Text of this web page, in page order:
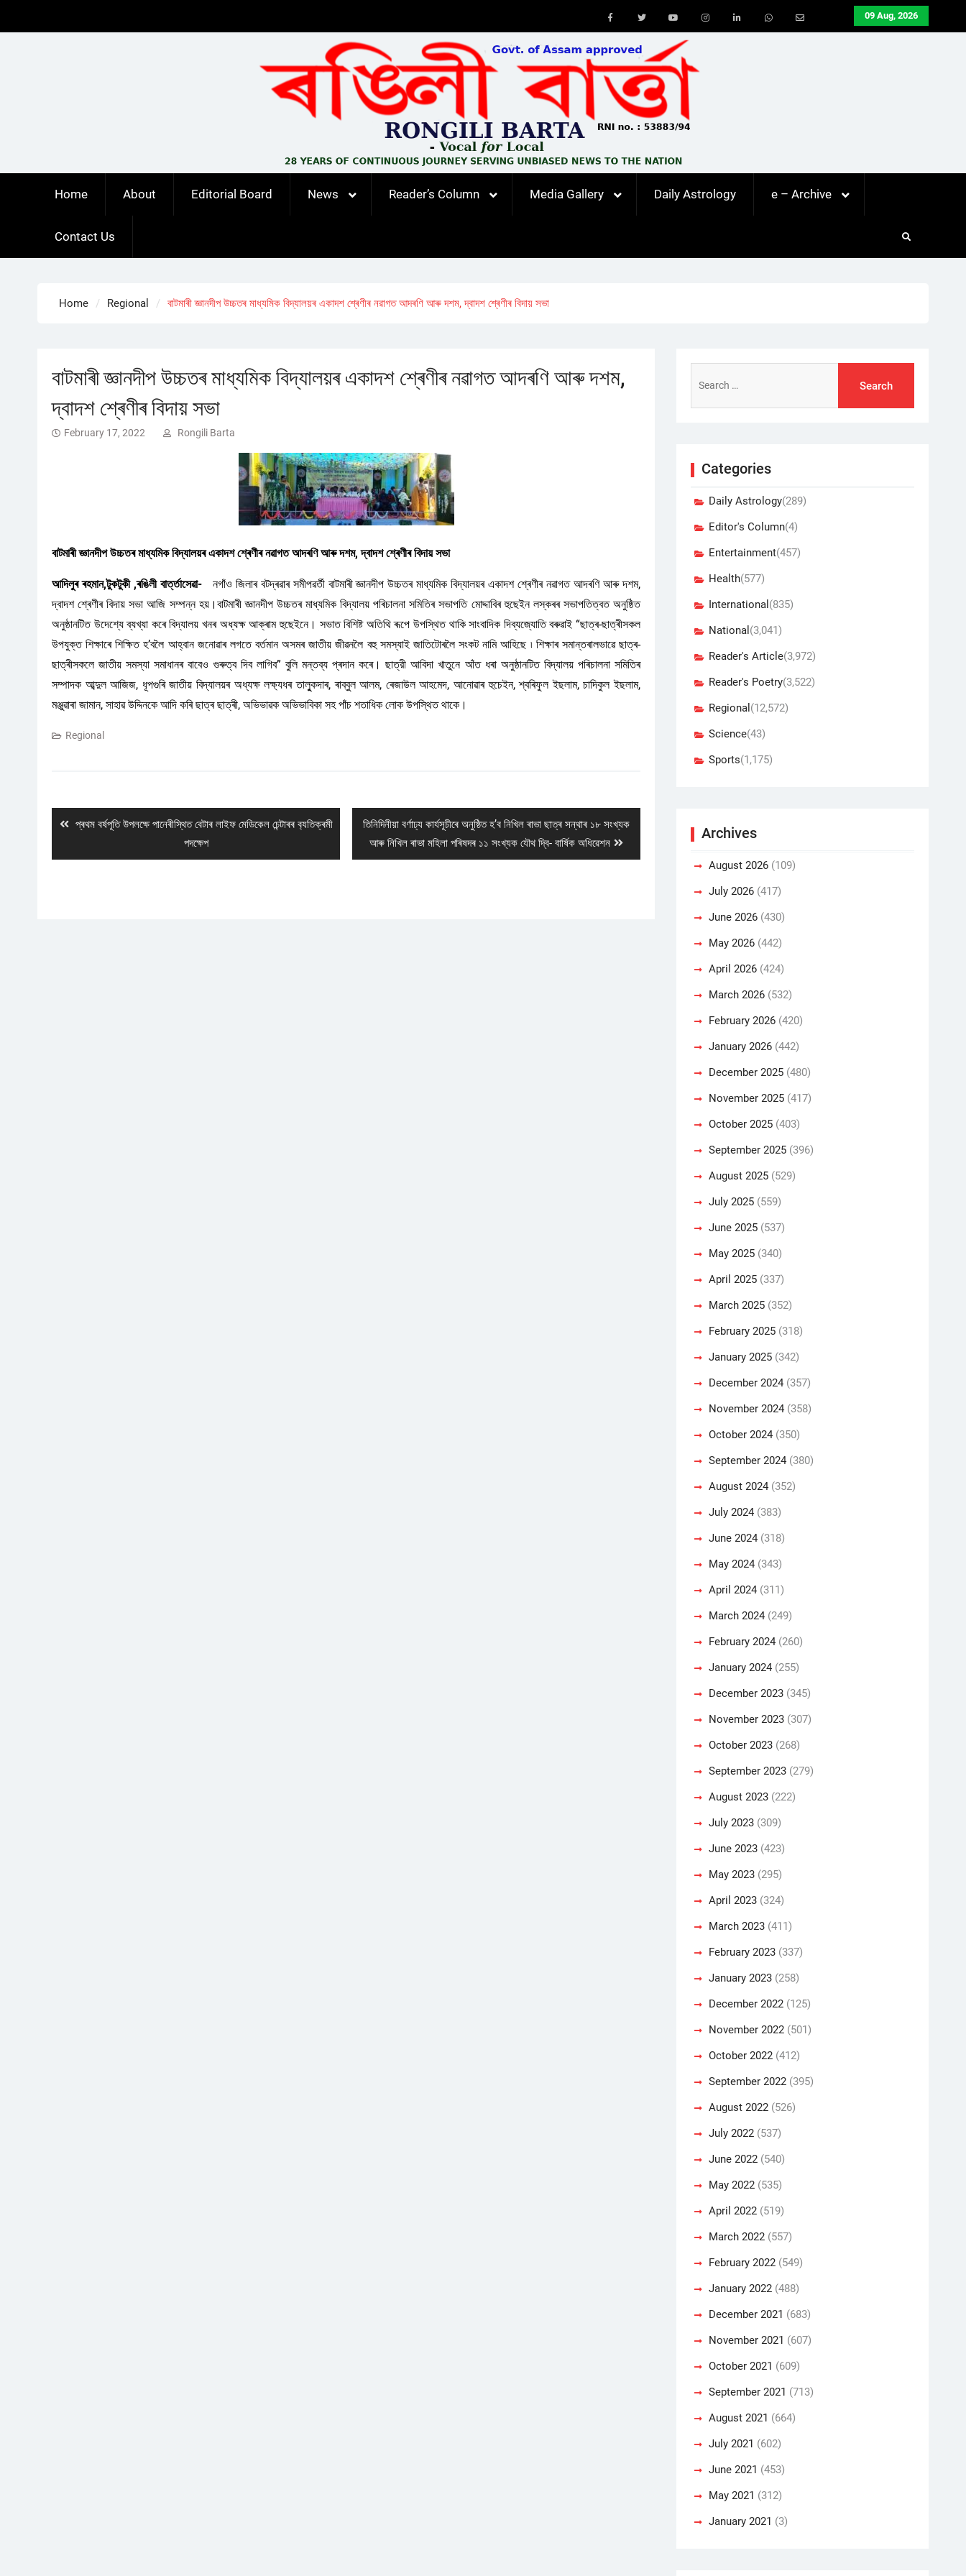
09 Aug, 2026
Youtube
Home About Editorial Board News Reader’s Column Media Gallery Daily Astrology e – Archive
Contact Us
Home Regional বাটমাৰী জ্ঞানদীপ উচ্চতৰ মাধ্যমিক বিদ্যালয়ৰ একাদশ শ্ৰেণীৰ নৱাগত আদৰণি আৰু দশম, দ্বাদশ শ্ৰেণীৰ বিদায় সভা
বাটমাৰী জ্ঞানদীপ উচ্চতৰ মাধ্যমিক বিদ্যালয়ৰ একাদশ শ্ৰেণীৰ নৱাগত আদৰণি আৰু দশম,
দ্বাদশ শ্ৰেণীৰ বিদায় সভা
February 17, 2022 Rongili Barta
বাটমাৰী জ্ঞানদীপ উচ্চতৰ মাধ্যমিক বিদ্যালয়ৰ একাদশ শ্ৰেণীৰ নৱাগত আদৰণি আৰু দশম, দ্বাদশ শ্ৰেণীৰ বিদায় সভা
আদিলুৰ ৰহমান,টুকটুকী ,ৰঙিলী বাৰ্ত্তাসেৱা-নগাঁও জিলাৰ বটদ্ৰৱাৰ সমীপৱৰ্তী বাটমাৰী জ্ঞানদীপ উচ্চতৰ মাধ্যমিক বিদ্যালয়ৰ একাদশ শ্ৰেণীৰ নৱাগত আদৰণি আৰু দশম,
দ্বাদশ শ্ৰেণীৰ বিদায় সভা আজি সম্পন্ন হয়।বাটমাৰী জ্ঞানদীপ উচ্চতৰ মাধ্যমিক বিদ্যালয় পৰিচালনা সমিতিৰ সভাপতি মোদ্দাবিৰ হুছেইন লস্কৰৰ সভাপতিত্বত অনুষ্ঠিত
অনুষ্ঠানটিত উদেশ্যে ব্যখ্যা কৰে বিদ্যালয় খনৰ অধ্যক্ষ আক্ৰাম হুছেইনে। সভাত বিশিষ্ট অতিথি ৰূপে উপস্থিত থাকি সাংবাদিক দিব্যজ্যোতি বৰুৱাই “ছাত্ৰ-ছাত্ৰীসকল
উপযুক্ত শিক্ষাৰে শিক্ষিত হ’বলৈ আহ্বান জনোৱাৰ লগতে বৰ্তমান অসমৰ জাতীয় জীৱনলৈ বহু সমস্যাই জাতিটোৰলৈ সংকট নামি আহিছে ৷ শিক্ষাৰ সমান্তৰালভাৱে ছাত্ৰ-
ছাত্ৰীসকলে জাতীয় সমস্যা সমাধানৰ বাবেও গুৰুত্ব দিব লাগিব” বুলি মন্তব্য প্ৰদান কৰে। ছাত্রী আবিদা খাতুনে আঁত ধৰা অনুষ্ঠানটিত বিদ্যালয় পৰিচালনা সমিতিৰ
সম্পাদক আব্দুল আজিজ, ধূপগুৰি জাতীয় বিদ্যালয়ৰ অধ্যক্ষ লক্ষ্যধৰ তালুুকদাৰ, ৰাব্বুল আলম, ৰেজাউল আহমেদ, আনোৱাৰ হুচেইন, শ্বৰিফুল ইছলাম, চাদিকুল ইছলাম,
মঞ্জুৱাৰা জামান, সাহাৱ উদ্দিনকে আদি কৰি ছাত্ৰ ছাত্ৰী, অভিভাৱক অভিভাবিকা সহ পাঁচ শতাধিক লোক উপস্থিত থাকে।
Regional
Previous
প্ৰথম বৰ্ষপূতি উপলক্ষে পানেৰীস্থিত বেটাৰ লাইফ মেডিকেল চেন্টাৰৰ ব‍্যতিক্ৰমী
পদক্ষেপ
Next
post:
তিনিদিনীয়া বৰ্ণাঢ্য কাৰ্যসূচীৰে অনুষ্ঠিত হ’ব নিখিল ৰাভা ছাত্ৰ সন্থাৰ ১৮ সংখ্যক
আৰু নিখিল ৰাভা মহিলা পৰিষদৰ ১১ সংখ্যক যৌথ দ্বি- বাৰ্ষিক অধিৱেশন
for:
Categories
Daily Astrology(289)
Editor's Column(4)
Entertainment(457)
Health(577)
International (835)
National (3,041)
Reader's Article(3,972)
Reader's Poetry(3,522)
Regional (12,572)
Science(43)
Sports(1,175)
Archives
August 2026 (109)
July 2026 (417)
June 2026 (430)
May 2026 (442)
April 2026 (424)
March 2026 (532)
February 2026 (420)
January 2026 (442)
December 2025 (480)
November 2025 (417)
October 2025 (403)
September 2025 (396)
August 2025 (529)
July 2025 (559)
June 2025 (537)
May 2025 (340)
April 2025 (337)
March 2025 (352)
February 2025 (318)
January 2025 (342)
December 2024 (357)
November 2024 (358)
October 2024 (350)
September 2024 (380)
August 2024 (352)
July 2024 (383)
June 2024 (318)
May 2024 (343)
April 2024 (311)
March 2024 (249)
February 2024 (260)
January 2024 (255)
December 2023 (345)
November 2023 (307)
October 2023 (268)
September 2023 (279)
August 2023 (222)
July 2023 (309)
June 2023 (423)
May 2023 (295)
April 2023 (324)
March 2023 (411)
February 2023 (337)
January 2023 (258)
December 2022 (125)
November 2022 (501)
October 2022 (412)
September 2022 (395)
August 2022 (526)
July 2022 (537)
June 2022 (540)
May 2022 (535)
April 2022 (519)
March 2022 (557)
February 2022 (549)
January 2022 (488)
December 2021 (683)
November 2021 (607)
October 2021 (609)
September 2021 (713)
August 2021 (664)
July 2021 (602)
June 2021 (453)
May 2021 (312)
January 2021 (3)